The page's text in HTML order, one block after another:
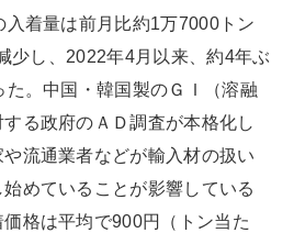
着量は前月比約1万7000トン
少し、2022年4月以来、約4年ぶ
た。中国・韓国製のＧＩ（溶融
る政府のＡＤ調査が本格化し
流通業者などが輸入材の扱い
めていることが影響している
格は平均で900円（トン当た